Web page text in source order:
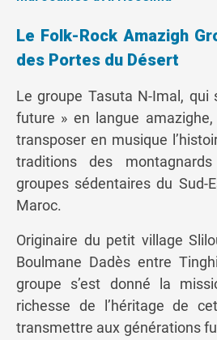
Le Folk-Rock Amazigh
des Portes du Désert
Le groupe Tasuta N-Imal, qui
future » en langue
transposer en musique
traditions des
groupes sédentaires du Sud-
Maroc.
Originaire du petit village
Boulmane Dadès entre
groupe s’est donné la
richesse de l’héritage de
transmettre aux générations